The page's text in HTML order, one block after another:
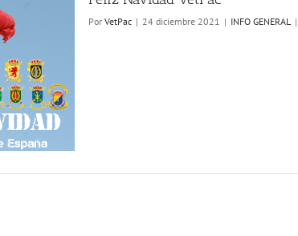
Por VetPac | 24 diciembre 2021 | INFO GENERAL |